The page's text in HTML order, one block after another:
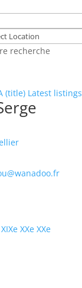
recherche
(title) Latest listings
XIXe XXe XXe